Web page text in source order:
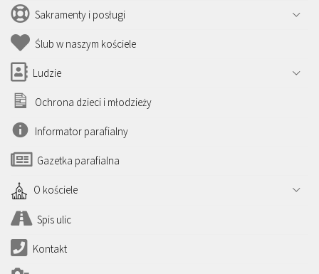
Sakramenty i posługi
Ślub w naszym kościele
Ludzie
Ochrona dzieci i młodzieży
Informator parafialny
Gazetka parafialna
O kościele
Spis ulic
Kontakt